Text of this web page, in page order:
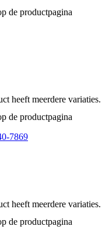
de productpagina
heeft meerdere variaties.
de productpagina
heeft meerdere variaties.
de productpagina